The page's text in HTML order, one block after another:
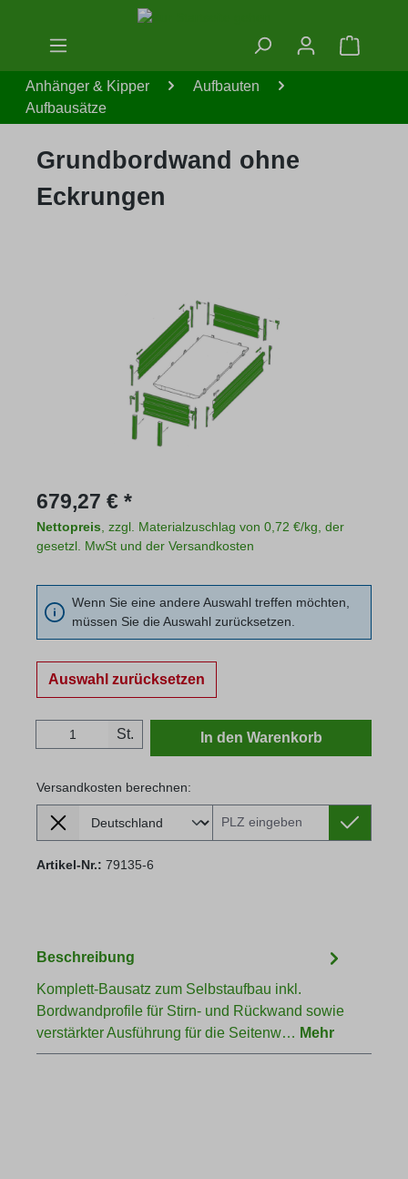
Zum Hauptinhalt springen
Anhänger & Kipper
Aufbauten
Aufbausätze
Grundbordwand ohne
Eckrungen
Regulärer Preis:
679,27 € *
Nettopreis , zzgl. Materialzuschlag von 0,72 €/kg, der
gesetzl. MwSt und der Versandkosten
Wenn Sie eine andere Auswahl treffen möchten,
müssen Sie die Auswahl zurücksetzen.
Auswahl zurücksetzen
Produkt Anzahl: Gib den gewünschten
St. In den Warenkorb
Versandkosten berechnen:
Lieferland
Versandkosten berechnen:
Artikel-Nr.: 79135-6
Beschreibung
Komplett-Bausatz zum Selbstaufbau inkl.
Bordwandprofile für Stirn- und Rückwand sowie
verstärkter Ausführung für die Seitenw… Mehr